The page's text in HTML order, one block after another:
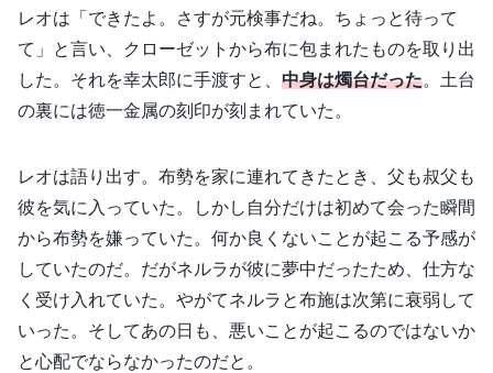
レオは「できたよ。さすが元検事だね。ちょっと待って
て」と言い、クローゼットから布に包まれたものを取り出
した。それを幸太郎に手渡すと、 中身は燭台だった。土台
の裏には徳一金属の刻印が刻まれていた。
レオは語り出す。布勢を家に連れてきたとき、父も叔父も
彼を気に入っていた。しかし自分だけは初めて会った瞬間
から布勢を嫌っていた。何か良くないことが起こる予感が
していたのだ。だがネルラが彼に夢中だったため、仕方な
く受け入れていた。やがてネルラと布施は次第に衰弱して
いった。そしてあの日も、悪いことが起こるのではないか
と心配でならなかったのだと。